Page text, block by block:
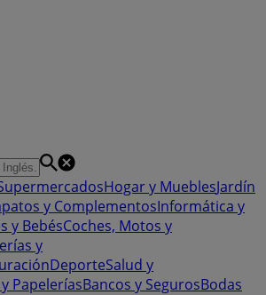
Hogar y MueblesJardín
y ComplementosInformática y
y BebésCoches, Motos y
y
DeporteSalud y
PapeleríasBancos y SegurosBodas